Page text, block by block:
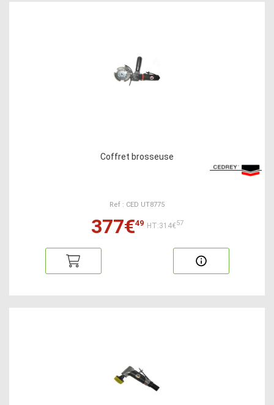
Coffret brosseuse
Ref : CED UT8775
377€49 HT:314€57